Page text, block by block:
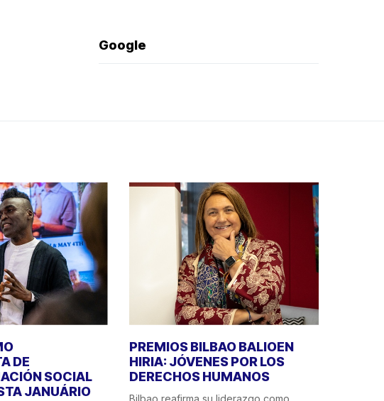
Google
DE
SOCIAL
JANUÁRIO
PREMIOS BILBAO BALIOEN
HIRIA: JÓVENES POR LOS
DERECHOS HUMANOS
Bilbao reafirma su liderazgo como